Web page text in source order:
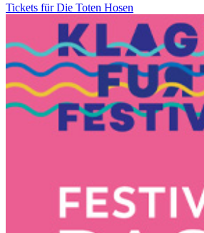
Tickets für Die Toten Hosen